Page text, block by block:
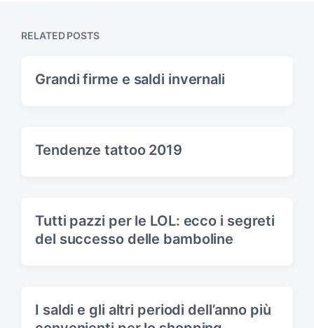
o
:
s
RELATED POSTS
Grandi firme e saldi invernali
Tendenze tattoo 2019
Tutti pazzi per le LOL: ecco i segreti
del successo delle bamboline
I saldi e gli altri periodi dell’anno più